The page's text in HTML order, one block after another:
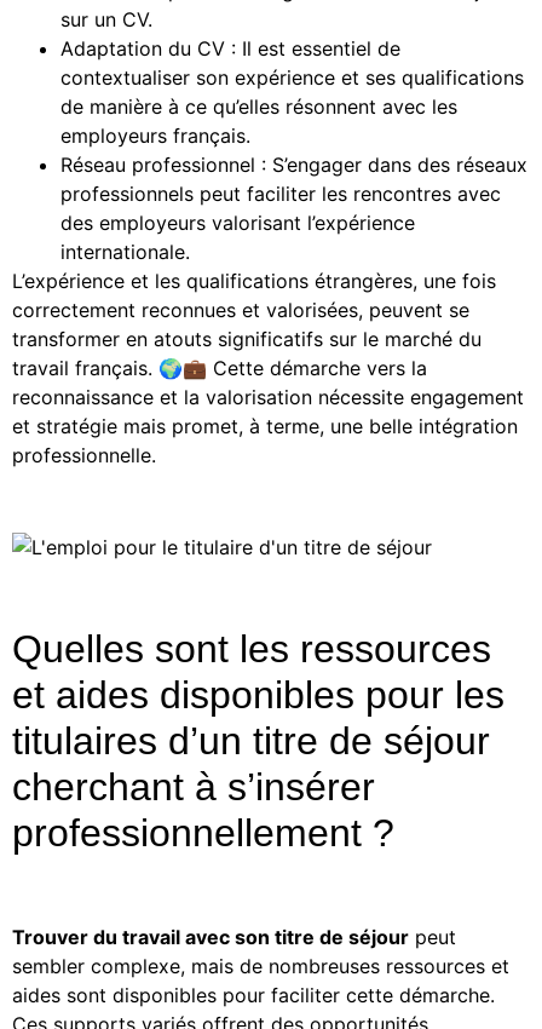
sur un CV.
Adaptation du CV : Il est essentiel de
contextualiser son expérience et ses qualifications
de manière à ce qu’elles résonnent avec les
employeurs français.
Réseau professionnel : S’engager dans des réseaux
professionnels peut faciliter les rencontres avec
des employeurs valorisant l’expérience
internationale.
L’expérience et les qualifications étrangères, une fois
correctement reconnues et valorisées, peuvent se
transformer en atouts significatifs sur le marché du
travail français. 🌍💼 Cette démarche vers la
reconnaissance et la valorisation nécessite engagement
et stratégie mais promet, à terme, une belle intégration
professionnelle.
Quelles sont les ressources
et aides disponibles pour les
titulaires d’un titre de séjour
cherchant à s’insérer
professionnellement ?
Trouver du travail avec son titre de séjour peut
sembler complexe, mais de nombreuses ressources et
aides sont disponibles pour faciliter cette démarche.
Ces supports variés offrent des opportunités